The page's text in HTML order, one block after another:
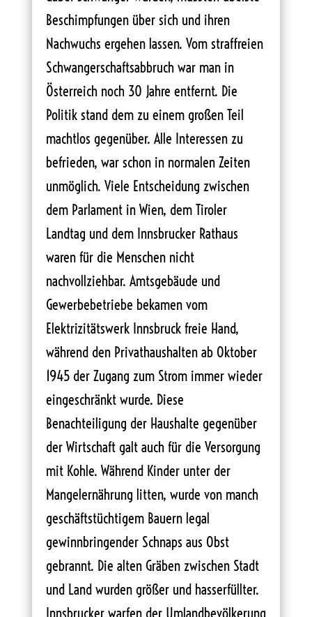
Beschimpfungen über sich und ihren
Nachwuchs ergehen lassen. Vom straffreien
Schwangerschaftsabbruch war man in
Österreich noch 30 Jahre entfernt. Die
Politik stand dem zu einem großen Teil
machtlos gegenüber. Alle Interessen zu
befrieden, war schon in normalen Zeiten
unmöglich. Viele Entscheidung zwischen
dem Parlament in Wien, dem Tiroler
Landtag und dem Innsbrucker Rathaus
waren für die Menschen nicht
nachvollziehbar. Amtsgebäude und
Gewerbebetriebe bekamen vom
Elektrizitätswerk Innsbruck freie Hand,
während den Privathaushalten ab Oktober
1945 der Zugang zum Strom immer wieder
eingeschränkt wurde. Diese
Benachteiligung der Haushalte gegenüber
der Wirtschaft galt auch für die Versorgung
mit Kohle. Während Kinder unter der
Mangelernährung litten, wurde von manch
geschäftstüchtigem Bauern legal
gewinnbringender Schnaps aus Obst
gebrannt. Die alten Gräben zwischen Stadt
und Land wurden größer und hasserfüllter.
Innsbrucker warfen der Umlandbevölkerung